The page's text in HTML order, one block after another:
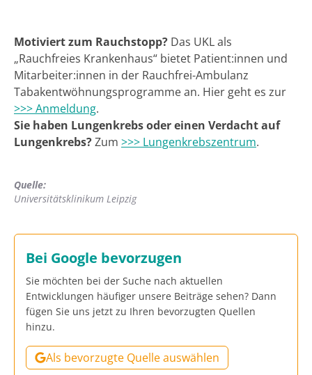
Motiviert zum Rauchstopp? Das UKL als
„Rauchfreies Krankenhaus“ bietet Patient:innen und
Mitarbeiter:innen in der Rauchfrei-Ambulanz
Tabakentwöhnungsprogramme an. Hier geht es zur
>>> Anmeldung.
Sie haben Lungenkrebs oder einen Verdacht auf
Lungenkrebs?Zum >>> Lungenkrebszentrum.
Quelle:
Universitätsklinikum Leipzig
Bei Google bevorzugen
Sie möchten bei der Suche nach aktuellen
Entwicklungen häufiger unsere Beiträge sehen? Dann
fügen Sie uns jetzt zu Ihren bevorzugten Quellen
hinzu.
Als bevorzugte Quelle auswählen